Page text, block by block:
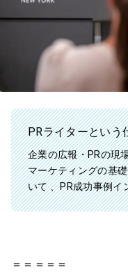
PRライターという
企業の広報・PRの現
マーケティングの基
いて 、PR成功事例イ
＝＝＝＝＝